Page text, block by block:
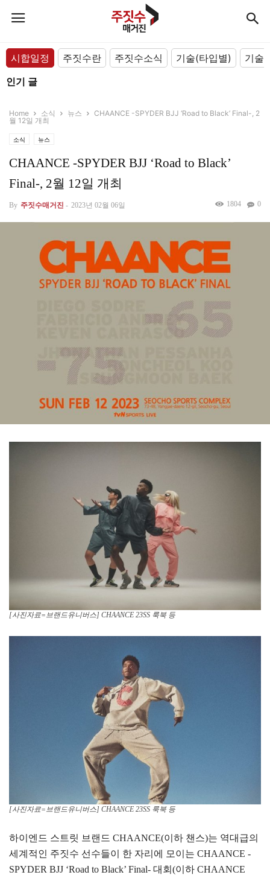
시합일정 주짓수란 주짓수소식 기술(타입별)
기술
인기 글
Home 소식 뉴스
CHAANCE -SPYDER BJJ ‘Road to Black’ Final-, 2
월 12일 개최
소식 뉴스
CHAANCE -SPYDER BJJ ‘Road to Black’
Final-, 2월 12일 개최
By 주짓수매거진 - 2023년 02월 06일 0
1804
[사진자료=브랜드유니버스] CHAANCE 23SS 룩북 등
[사진자료=브랜드유니버스] CHAANCE 23SS 룩북 등
하이엔드 스트릿 브랜드 CHAANCE(이하 챈스)는 역대급의
세계적인 주짓수 선수들이 한 자리에 모이는 CHAANCE -
SPYDER BJJ ‘Road to Black’ Final- 대회(이하 CHAANCE